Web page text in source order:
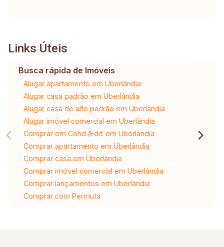
Links Úteis
Busca rápida de Imóveis
Alugar apartamento em Uberlândia
Alugar casa padrão em Uberlândia
Alugar casa de alto padrão em Uberlândia
Alugar imóvel comercial em Uberlândia
Comprar em Cond./Edif. em Uberlândia
Comprar apartamento em Uberlândia
Comprar casa em Uberlândia
Comprar imóvel comercial em Uberlândia
Comprar lançamentos em Uberlândia
Comprar com Permuta